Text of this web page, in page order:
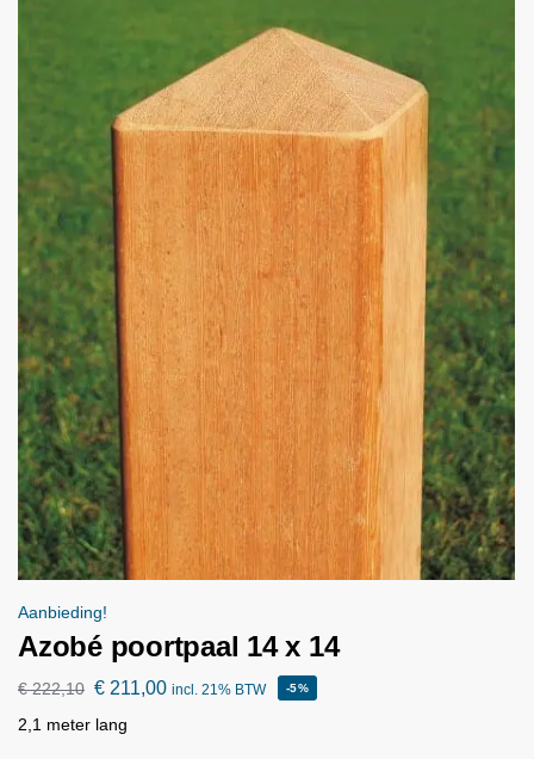
Aanbieding!
Azobé poortpaal 14 x 14
€222,10 € 211,00 incl. 21% BTW -5%
2,1 meter lang